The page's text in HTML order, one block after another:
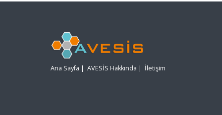
Ana Sayfa | AVESİS Hakkında | İletişim